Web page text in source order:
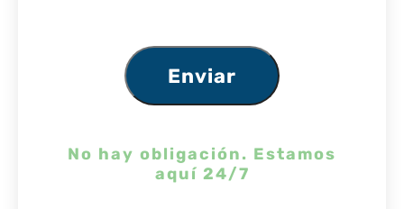
No hay obligación. Estamos
aquí 24/7